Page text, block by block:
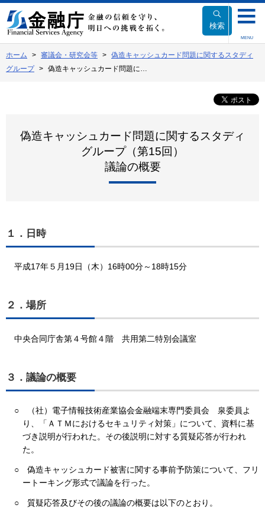
文
へ
動
検索
MENU
ホーム 審議会・研究会等
偽造キャッシュカード問題に関するスタディ
グループ
偽造キャッシュカード問題に…
偽造キャッシュカード問題に関するスタディ
グループ（第15回）
議論の概要
１．日時
平成17年５月19日（木）16時00分～18時15分
２．場所
中央合同庁舎第４号館４階 共用第二特別会議室
３．議論の概要
○ （社）電子情報技術産業協会金融端末専門委員会 泉委員よ
り、「ＡＴＭにおけるセキュリティ対策」について、資料に基
づき説明が行われた。その後説明に対する質疑応答が行われ
た。
○ 偽造キャッシュカード被害に関する事前予防策について、フリ
ートーキング形式で議論を行った。
○ 質疑応答及びその後の議論の概要は以下のとおり。